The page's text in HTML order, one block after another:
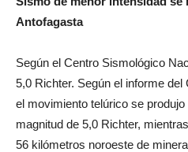
Antofagasta
Según el Centro Sismológico
5,0 Richter. Según el informe
el movimiento telúrico se
magnitud de 5,0 Richter,
56 kilómetros noroeste de